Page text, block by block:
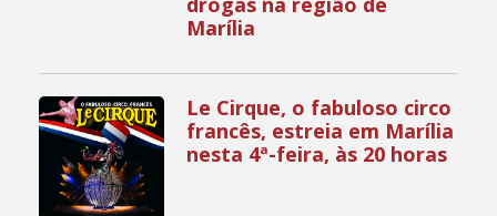
Marília
Le Cirque, o fabuloso circo
francês, estreia em Marília
nesta 4ª-feira, às 20 horas